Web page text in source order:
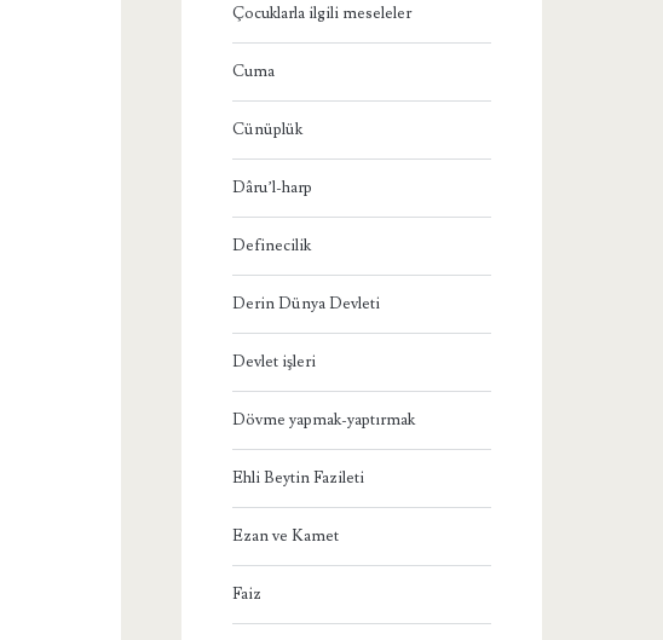
Çocuklarla ilgili meseleler
Cuma
Cünüplük
Dâru’l-harp
Definecilik
Derin Dünya Devleti
Devlet işleri
Dövme yapmak-yaptırmak
Ehli Beytin Fazileti
Ezan ve Kamet
Faiz